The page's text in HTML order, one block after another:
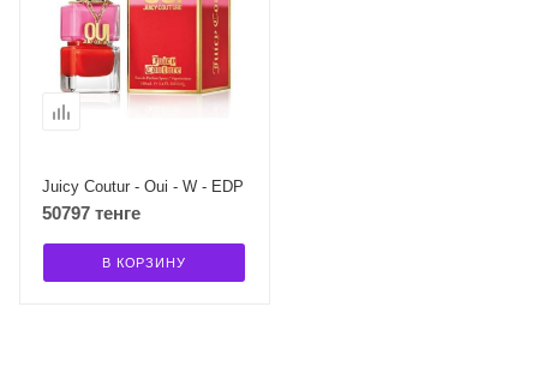
Juicy Coutur - Oui - W - EDP
50797 тенге
В КОРЗИНУ